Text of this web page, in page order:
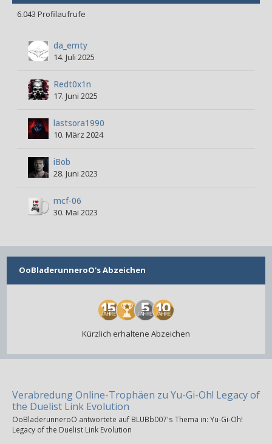
6.043 Profilaufrufe
da_emty
14. Juli 2025
Redt0x1n
17. Juni 2025
lastsora1990
10. März 2024
iBob
28. Juni 2023
mcf-06
30. Mai 2023
OoBladerunneroO's Abzeichen
Kürzlich erhaltene Abzeichen
Verabredung Online-Trophäen zu Yu-Gi-Oh! Legacy of
the Duelist Link Evolution
OoBladerunneroO antwortete auf BLUBb007's Thema in: Yu-Gi-Oh!
Legacy of the Duelist Link Evolution